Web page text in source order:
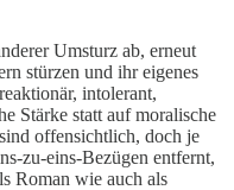
Umsturz ab, erneut
stürzen und ihr eigenes
intolerant,
Stärke statt auf moralische
offensichtlich, doch je
zu-eins-Bezügen entfernt,
Roman wie auch als